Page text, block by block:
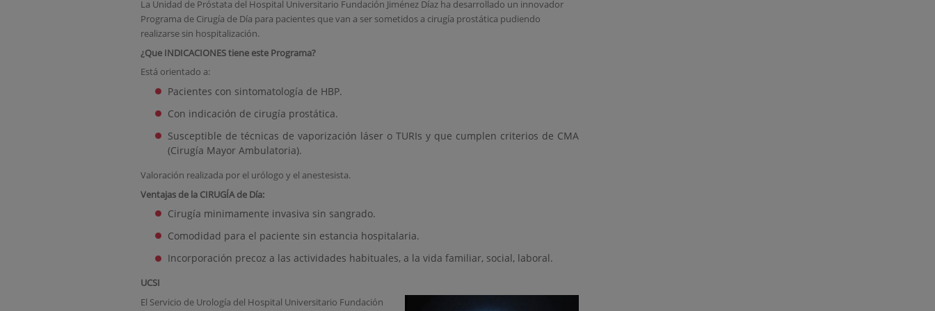
La Unidad de Próstata del Hospital Universitario Fundación Jiménez Díaz ha desarrollado un innovador
Programa de Cirugía de Día para pacientes que van a ser sometidos a cirugía prostática pudiendo
realizarse sin hospitalización.
¿Que INDICACIONES tiene este Programa?
Está orientado a:
Pacientes con sintomatología de HBP.
Con indicación de cirugía prostática.
Susceptible de técnicas de vaporización láser o TURIs y que cumplen criterios de CMA
(Cirugía Mayor Ambulatoria).
Valoración realizada por el urólogo y el anestesista.
Ventajas de la CIRUGÍA de Día:
Cirugía minimamente invasiva sin sangrado.
Comodidad para el paciente sin estancia hospitalaria.
Incorporación precoz a las actividades habituales, a la vida familiar, social, laboral.
UCSI
El Servicio de Urología del Hospital Universitario Fundación